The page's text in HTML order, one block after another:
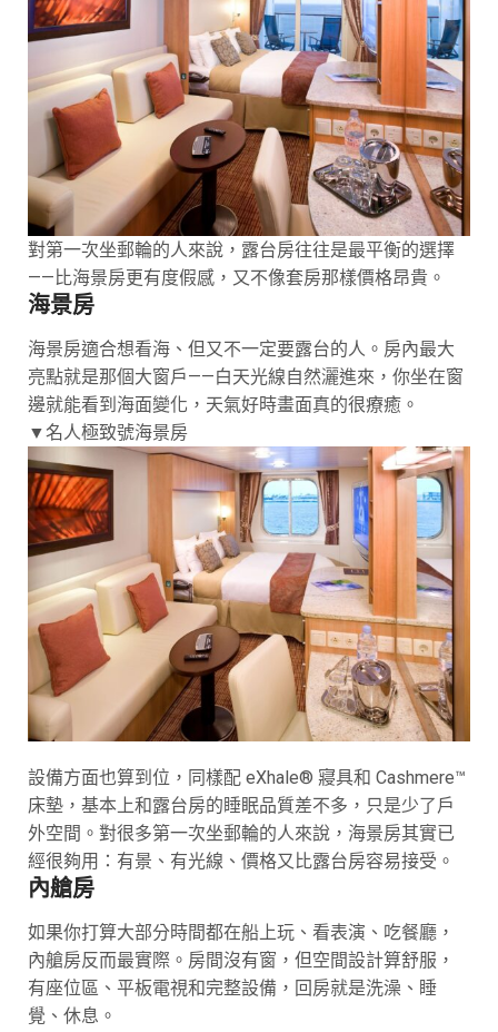
對第一次坐郵輪的人來說，露台房往往是最平衡的選擇
——比海景房更有度假感，又不像套房那樣價格昂貴。
海景房
海景房適合想看海、但又不一定要露台的人。房內最大
亮點就是那個大窗戶——白天光線自然灑進來，你坐在窗
邊就能看到海面變化，天氣好時畫面真的很療癒。
▼名人極致號海景房
設備方面也算到位，同樣配 eXhale® 寢具和 Cashmere™
床墊，基本上和露台房的睡眠品質差不多，只是少了戶
外空間。對很多第一次坐郵輪的人來說，海景房其實已
經很夠用：有景、有光線、價格又比露台房容易接受。
內艙房
如果你打算大部分時間都在船上玩、看表演、吃餐廳，
內艙房反而最實際。房間沒有窗，但空間設計算舒服，
有座位區、平板電視和完整設備，回房就是洗澡、睡
覺、休息。